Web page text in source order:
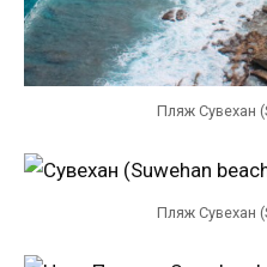
Пляж Сувехан
Пляж Сувехан